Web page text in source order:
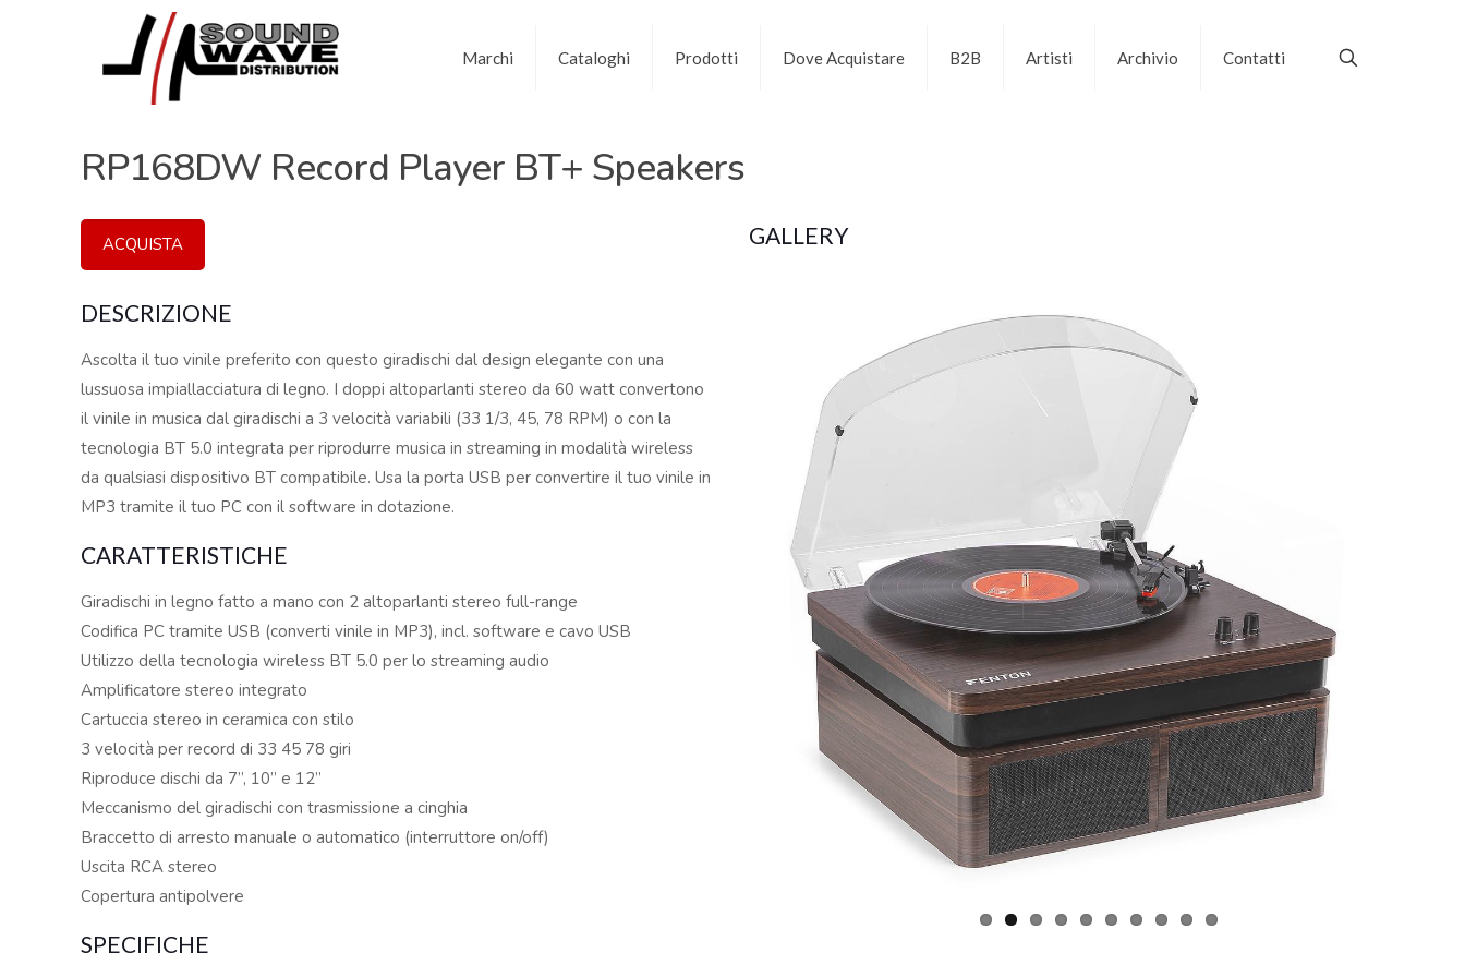
Marchi Cataloghi Prodotti Dove Acquistare B2B Artisti Archivio Contatti
RP168DW Record Player BT+ Speakers
ACQUISTA
DESCRIZIONE
Ascolta il tuo vinile preferito con questo giradischi dal design elegante con una
lussuosa impiallacciatura di legno. I doppi altoparlanti stereo da 60 watt convertono
il vinile in musica dal giradischi a 3 velocità variabili (33 1/3, 45, 78 RPM) o con la
tecnologia BT 5.0 integrata per riprodurre musica in streaming in modalità wireless
da qualsiasi dispositivo BT compatibile. Usa la porta USB per convertire il tuo vinile in
MP3 tramite il tuo PC con il software in dotazione.
CARATTERISTICHE
Giradischi in legno fatto a mano con 2 altoparlanti stereo full-range
Codifica PC tramite USB (converti vinile in MP3), incl. software e cavo USB
Utilizzo della tecnologia wireless BT 5.0 per lo streaming audio
Amplificatore stereo integrato
Cartuccia stereo in ceramica con stilo
3 velocità per record di 33 45 78 giri
Riproduce dischi da 7”, 10” e 12’’
Meccanismo del giradischi con trasmissione a cinghia
Braccetto di arresto manuale o automatico (interruttore on/off)
Uscita RCA stereo
Copertura antipolvere
SPECIFICHE
GALLERY